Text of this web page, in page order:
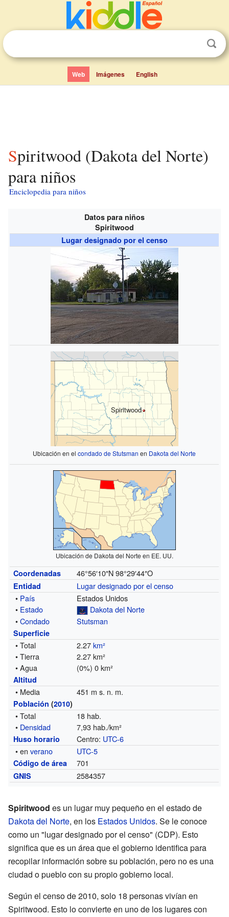
Web Imágenes English
Spiritwood (Dakota del Norte)
para niños
Enciclopedia para niños
Datos para niños
Spiritwood
Lugar designado por el censo
Spiritwood
Ubicación en elcondado de Stutsman en Dakota del Norte
Ubicación de Dakota del Norte en EE. UU.
Coordenadas 46°56′10″N 98°29′44″O
Entidad
Lugar designado por el censo
• País
Estados Unidos
• Estado
Dakota del Norte
•Condado Stutsman
Superficie
• Total 2.27km²
• Tierra
2.27 km²
• Agua
(0%) 0 km²
Altitud
• Media 451 m s. n. m.
Población (2010)
• Total
18 hab.
• Densidad 7,93 hab./km²
Huso horario Centro: UTC-6
• enverano UTC-5
Código de área 701
GNIS 2584357
Spiritwood es un lugar muy pequeño en el estado de
Dakota del Norte, en los Estados Unidos. Se le conoce
como un "lugar designado por el censo" (CDP). Esto
significa que es un área que el gobierno identifica para
recopilar información sobre su población, pero no es una
ciudad o pueblo con su propio gobierno local.
Según el censo de 2010, solo 18 personas vivían en
Spiritwood. Esto lo convierte en uno de los lugares con